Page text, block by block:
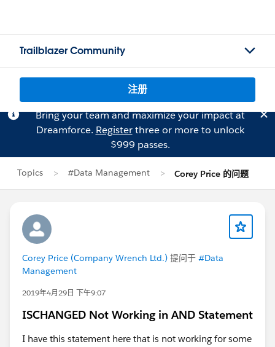
Trailblazer Community
注册
Bring your team and maximize your impact at
Dreamforce. Registerthree or more to unlock
$999 passes.
Topics #Data Management Corey Price 的问题
Corey Price (Company Wrench Ltd.) 提问于 #Data
Management
2019年4月29日 下午9:07
ISCHANGED Not Working in AND Statement
I have this statement here that is not working for some